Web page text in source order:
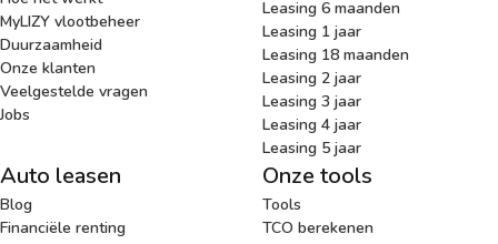
MyLIZY vlootbeheer
Duurzaamheid
Onze klanten
Veelgestelde vragen
Jobs
Leasing 6 maanden
Leasing 1 jaar
Leasing 18 maanden
Leasing 2 jaar
Leasing 3 jaar
Leasing 4 jaar
Leasing 5 jaar
Auto leasen
Blog
Financiële renting
Onze tools
Tools
TCO berekenen